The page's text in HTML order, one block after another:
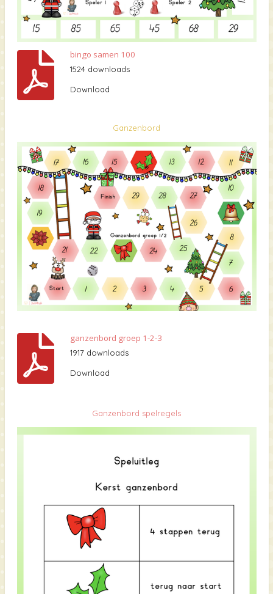
bingo samen 100
1524 downloads
Download
Ganzenbord
ganzenbord groep 1-2-3
1917 downloads
Download
Ganzenbord spelregels